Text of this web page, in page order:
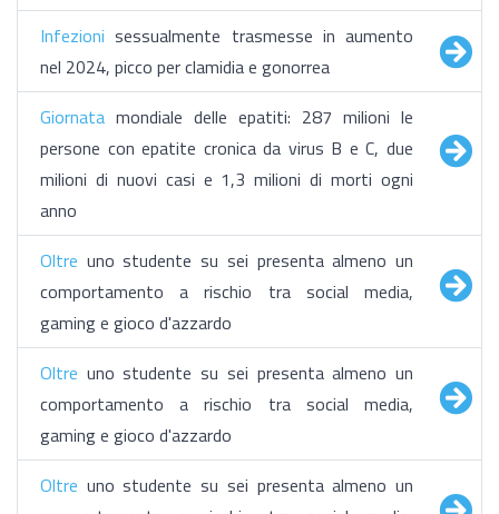
Infezioni sessualmente trasmesse in aumento
nel 2024, picco per clamidia e gonorrea
Giornata mondiale delle epatiti: 287 milioni le
persone con epatite cronica da virus B e C, due
milioni di nuovi casi e 1,3 milioni di morti ogni
anno
​Oltre uno studente su sei presenta almeno un
comportamento a rischio tra social media,
gaming e gioco d'azzardo
​Oltre uno studente su sei presenta almeno un
comportamento a rischio tra social media,
gaming e gioco d'azzardo
​Oltre uno studente su sei presenta almeno un